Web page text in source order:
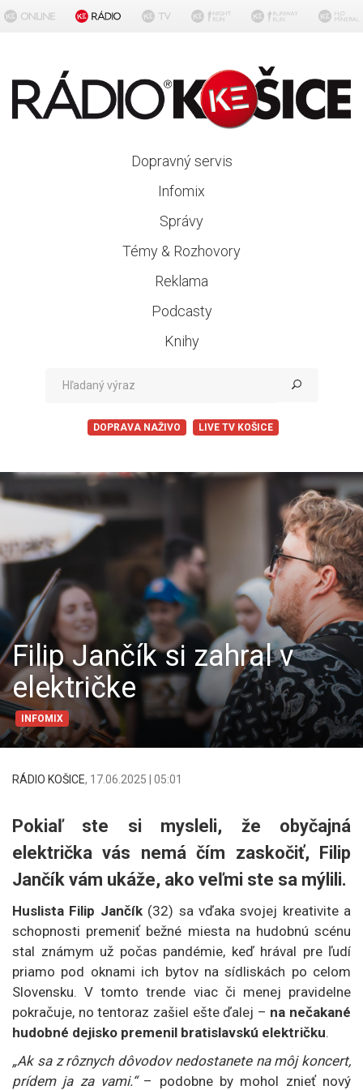
Dopravný servis
Infomix
Správy
Témy & Rozhovory
Reklama
Podcasty
Knihy
DOPRAVA NAŽIVO LIVE TV KOŠICE
Filip Jančík si zahral v
električke
INFOMIX
RÁDIO KOŠICE, 17.06.2025 | 05:01
Pokiaľ ste si mysleli, že obyčajná
električka vás nemá čím zaskočiť, Filip
Jančík vám ukáže, ako veľmi ste sa mýlili.
Huslista Filip Jančík(32) sa vďaka svojej kreativite a
schopnosti premeniť bežné miesta na hudobnú scénu
stal známym už počas pandémie, keď hrával pre ľudí
priamo pod oknami ich bytov na sídliskách po celom
Slovensku. V tomto trende viac či menej pravidelne
pokračuje, no tentoraz zašiel ešte ďalej – na nečakané
hudobné dejisko premenil bratislavskú električku.
„Ak sa z rôznych dôvodov nedostanete na môj koncert,
prídem ja za vami.“– podobne by mohol znieť nový